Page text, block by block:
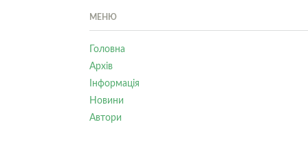
МЕНЮ
Головна
Архів
Інформація
Новини
Автори